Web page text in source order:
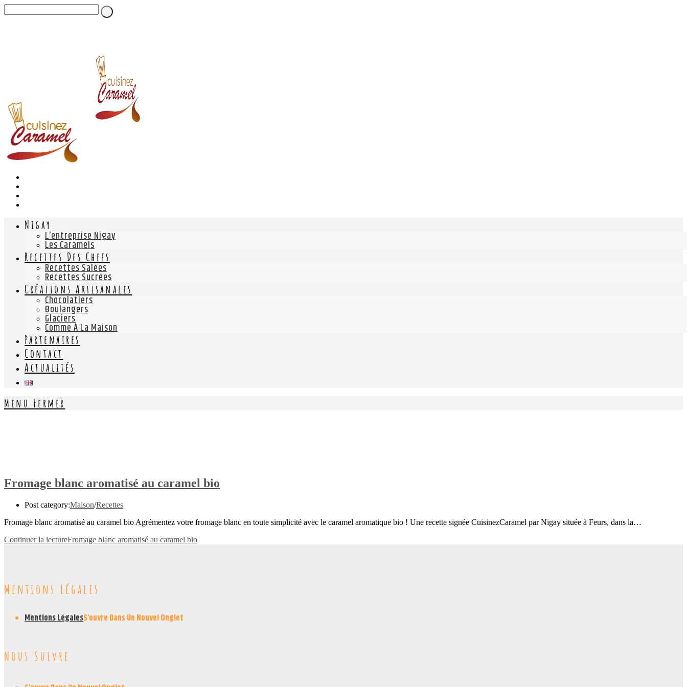
Nigay
L’entreprise Nigay
Les Caramels
Recettes Des Chefs
Recettes Salées
Recettes Sucrées
Créations Artisanales
Chocolatiers
Boulangers
Glaciers
Comme À La Maison
Partenaires
Contact
Actualités
Menu Fermer
Fromage blanc aromatisé au caramel bio
Post category:Maison/Recettes
Fromage blanc aromatisé au caramel bio Agrémentez votre fromage blanc en toute simplicité avec le caramel aromatique bio ! Une recette signée CuisinezCaramel par Nigay située à Feurs, dans la…
Continuer la lectureFromage blanc aromatisé au caramel bio
Mentions Légales
Mentions LégalesS’ouvre Dans Un Nouvel Onglet
Nous Suivre